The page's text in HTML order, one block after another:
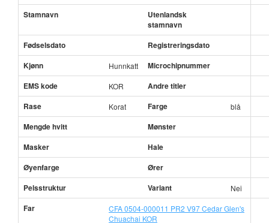
Stamnavn
Utenlandsk
stamnavn
Fødselsdato
Registreringsdato
Kjønn
Hunnkatt
Microchipnummer
EMS kode
KOR
Andre titler
Rase
Korat Farge blå
Mengde hvitt
Mønster
Masker
Hale
Øyenfarge
Ører
Pelsstruktur
Variant Nei
Far
CFA 0504-000011 PR2 V97 Cedar Glen's
Chuachai KOR